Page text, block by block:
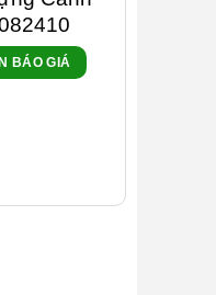
BÁO GIÁ